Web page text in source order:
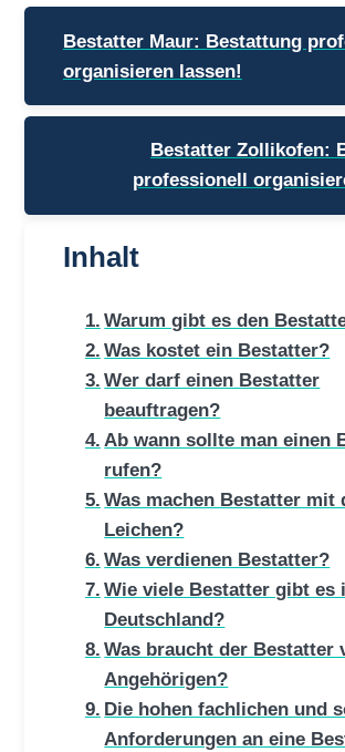
Beitragsnavigation
Bestatter Maur: Bestattung
organisieren lassen!
Bestatter Zollikofen:
professionell
Inhalt
Warum gibt es den
Was kostet ein Bestatter?
Wer darf einen Bestatter
beauftragen?
Ab wann sollte man einen
rufen?
Was machen Bestatter mit
Leichen?
Was verdienen Bestatter?
Wie viele Bestatter gibt es
Deutschland?
Was braucht der Bestatter
Angehörigen?
Die hohen fachlichen und
Anforderungen an eine